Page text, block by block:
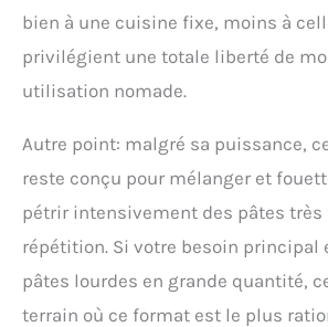
bien à une cuisine fixe, moins à
privilégient une totale liberté de
utilisation nomade.
Autre point: malgré sa puissance,
reste conçu pour mélanger et
pétrir intensivement des pâtes très
répétition. Si votre besoin principal
pâtes lourdes en grande quantité,
terrain où ce format est le plus